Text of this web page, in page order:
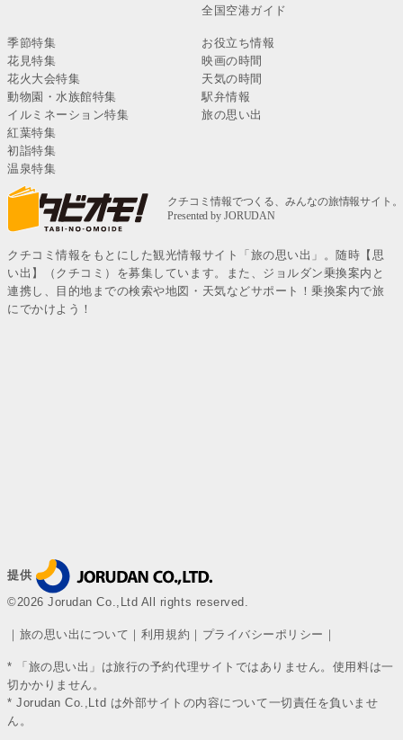
全国空港ガイド
季節特集
花見特集
花火大会特集
動物園・水族館特集
イルミネーション特集
紅葉特集
初詣特集
温泉特集
お役立ち情報
映画の時間
天気の時間
駅弁情報
旅の思い出
クチコミ情報をもとにした観光情報サイト「旅の思い出」。随時【思
い出】（クチコミ）を募集しています。また、ジョルダン乗換案内と
連携し、目的地までの検索や地図・天気などサポート！乗換案内で旅
にでかけよう！
提供
©2026 Jorudan Co.,Ltd All rights reserved.
｜ 旅の思い出について ｜ 利用規約 ｜ プライバシーポリシー ｜
* 「旅の思い出」は旅行の予約代理サイトではありません。使用料は一
切かかりません。
* Jorudan Co.,Ltd は外部サイトの内容について一切責任を負いませ
ん。